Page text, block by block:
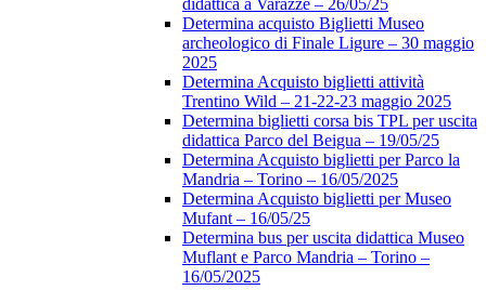
didattica a Varazze – 26/05/25
Determina acquisto Biglietti Museo
archeologico di Finale Ligure – 30 maggio
2025
Determina Acquisto biglietti attività
Trentino Wild – 21-22-23 maggio 2025
Determina biglietti corsa bis TPL per uscita
didattica Parco del Beigua – 19/05/25
Determina Acquisto biglietti per Parco la
Mandria – Torino – 16/05/2025
Determina Acquisto biglietti per Museo
Mufant – 16/05/25
Determina bus per uscita didattica Museo
Muflant e Parco Mandria – Torino –
16/05/2025